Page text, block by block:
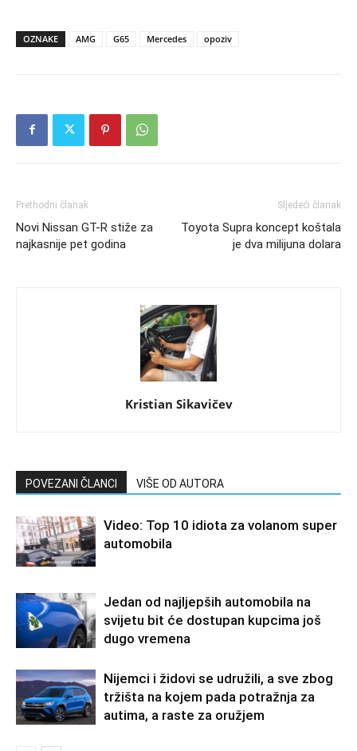
OZNAKE AMG G65 Mercedes opoziv
Prethodni članak
Novi Nissan GT-R stiže za
najkasnije pet godina
Sljedeći članak
Toyota Supra koncept koštala
je dva milijuna dolara
Kristian Sikavičev
POVEZANI ČLANCI VIŠE OD AUTORA
Video: Top 10 idiota za volanom super
automobila
Jedan od najljepših automobila na
svijetu bit će dostupan kupcima još
dugo vremena
Nijemci i židovi se udružili, a sve zbog
tržišta na kojem pada potražnja za
autima, a raste za oružjem